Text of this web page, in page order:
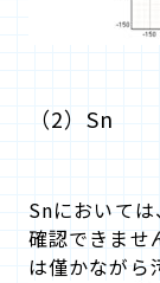
（2）Sn
Snにおいて
確認できませ
は僅かながら